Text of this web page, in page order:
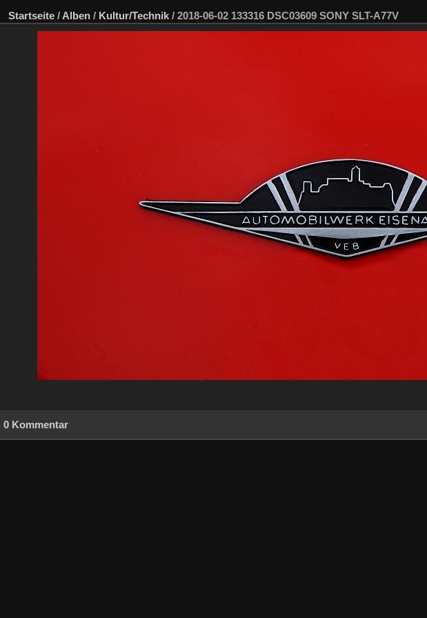
Startseite / Alben / Kultur/Technik / 2018-06-02 133316 DSC03609 SONY SLT-A77V
0 Kommentar